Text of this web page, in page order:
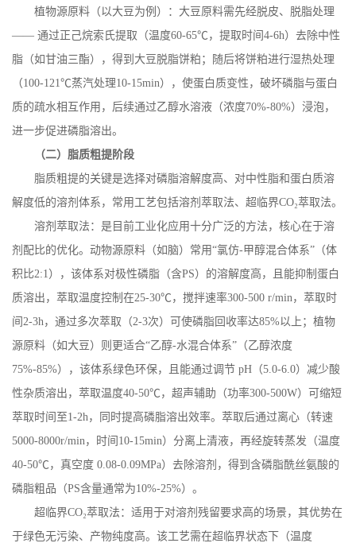
植物源原料（以大豆为例）：大豆原料需先经脱皮、脱脂处理
—— 通过正己烷索氏提取（温度60-65℃，提取时间 4-6h）去除中性
脂（如甘油三酯），得到大豆脱脂饼粕；随后将饼粕进行湿热处理
（100-121℃蒸汽处理10-15min），使蛋白质变性，破坏磷脂与蛋白
质的疏水相互作用，后续通过乙醇水溶液（浓度70%-80%）浸泡，
进一步促进磷脂溶出。
（二）脂质粗提阶段
脂质粗提的关键是选择对磷脂溶解度高、对中性脂和蛋白质溶
解度低的溶剂体系，常用工艺包括溶剂萃取法、超临界CO₂萃取法。
溶剂萃取法：是目前工业化应用十分广泛的方法，核心在于溶
剂配比的优化。动物源原料（如脑）常用“氯仿-甲醇混合体系”（体
积比2:1），该体系对极性磷脂（含PS）的溶解度高，且能抑制蛋白
质溶出，萃取温度控制在25-30℃，搅拌速率300-500 r/min，萃取时
间 2-3h，通过多次萃取（2-3次）可使磷脂回收率达85%以上；植物
源原料（如大豆）则更适合“乙醇-水混合体系”（乙醇浓度
75%-85%），该体系绿色环保，且能通过调节 pH （5.0-6.0）减少酸
性杂质溶出，萃取温度40-50℃，超声辅助（功率300-500W）可缩短
萃取时间至1-2h，同时提高磷脂溶出效率。萃取后通过离心（转速
5000-8000r/min，时间 10-15min）分离上清液，再经旋转蒸发（温度
40-50℃，真空度 0.08-0.09MPa）去除溶剂，得到含磷脂酰丝氨酸的
磷脂粗品（PS含量通常为10%-25%）。
超临界CO₂萃取法：适用于对溶剂残留要求高的场景，其优势在
于绿色无污染、产物纯度高。该工艺需在超临界状态下（温度